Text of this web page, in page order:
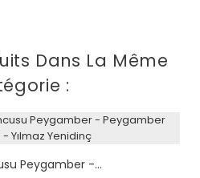
Dans La Même
:
Peygamber -...